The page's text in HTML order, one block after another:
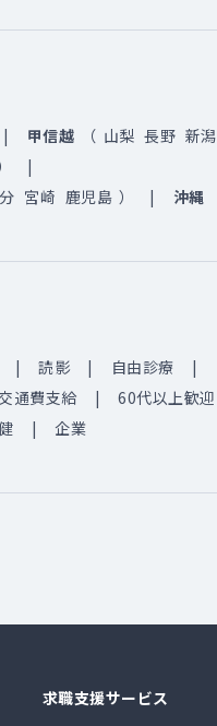
甲信越 （ 山梨 長野 新潟
宮崎 鹿児島 ） 沖縄
読影
自由診療
通費支給
60代以上歓迎
企業
求職支援サービス